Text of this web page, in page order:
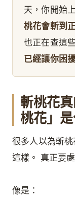
天，你開始
桃花會斬到
也正在查這
已經讓你困
斬桃花
桃花」
很多人以為斬
這樣。 真正要
像是：